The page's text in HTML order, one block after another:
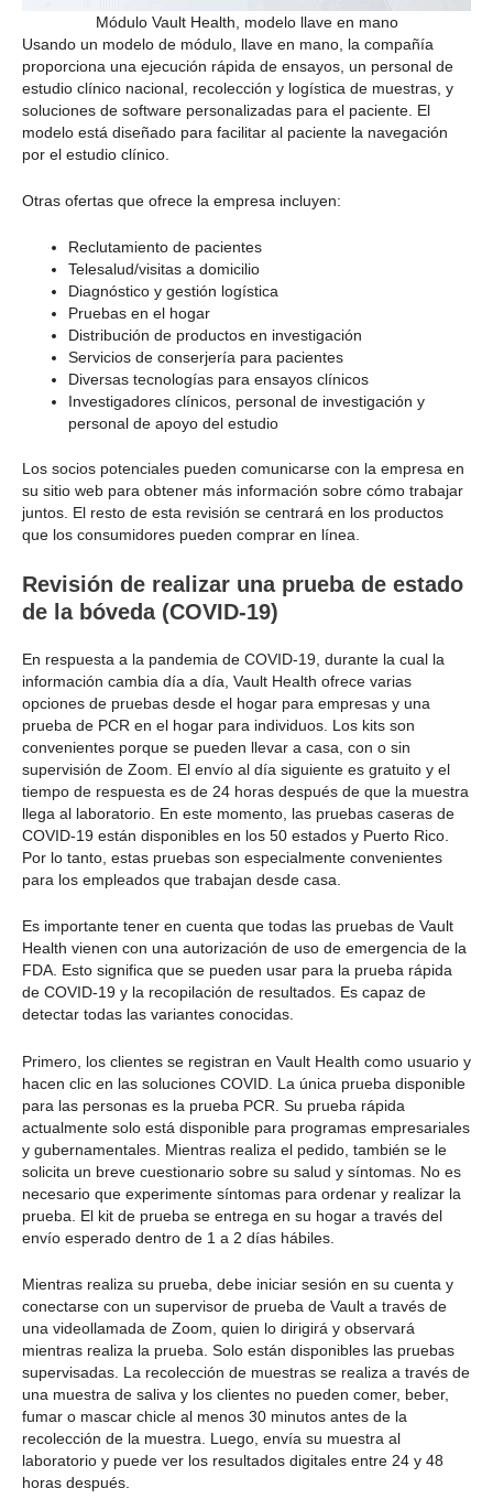
Módulo Vault Health, modelo llave en mano
Usando un modelo de módulo, llave en mano, la compañía
proporciona una ejecución rápida de ensayos, un personal de
estudio clínico nacional, recolección y logística de muestras, y
soluciones de software personalizadas para el paciente. El
modelo está diseñado para facilitar al paciente la navegación
por el estudio clínico.
Otras ofertas que ofrece la empresa incluyen:
Reclutamiento de pacientes
Telesalud/visitas a domicilio
Diagnóstico y gestión logística
Pruebas en el hogar
Distribución de productos en investigación
Servicios de conserjería para pacientes
Diversas tecnologías para ensayos clínicos
Investigadores clínicos, personal de investigación y
personal de apoyo del estudio
Los socios potenciales pueden comunicarse con la empresa en
su sitio web para obtener más información sobre cómo trabajar
juntos. El resto de esta revisión se centrará en los productos
que los consumidores pueden comprar en línea.
Revisión de realizar una prueba de estado
de la bóveda (COVID-19)
En respuesta a la pandemia de COVID-19, durante la cual la
información cambia día a día, Vault Health ofrece varias
opciones de pruebas desde el hogar para empresas y una
prueba de PCR en el hogar para individuos. Los kits son
convenientes porque se pueden llevar a casa, con o sin
supervisión de Zoom. El envío al día siguiente es gratuito y el
tiempo de respuesta es de 24 horas después de que la muestra
llega al laboratorio. En este momento, las pruebas caseras de
COVID-19 están disponibles en los 50 estados y Puerto Rico.
Por lo tanto, estas pruebas son especialmente convenientes
para los empleados que trabajan desde casa.
Es importante tener en cuenta que todas las pruebas de Vault
Health vienen con una autorización de uso de emergencia de la
FDA. Esto significa que se pueden usar para la prueba rápida
de COVID-19 y la recopilación de resultados. Es capaz de
detectar todas las variantes conocidas.
Primero, los clientes se registran en Vault Health como usuario y
hacen clic en las soluciones COVID. La única prueba disponible
para las personas es la prueba PCR. Su prueba rápida
actualmente solo está disponible para programas empresariales
y gubernamentales. Mientras realiza el pedido, también se le
solicita un breve cuestionario sobre su salud y síntomas. No es
necesario que experimente síntomas para ordenar y realizar la
prueba. El kit de prueba se entrega en su hogar a través del
envío esperado dentro de 1 a 2 días hábiles.
Mientras realiza su prueba, debe iniciar sesión en su cuenta y
conectarse con un supervisor de prueba de Vault a través de
una videollamada de Zoom, quien lo dirigirá y observará
mientras realiza la prueba. Solo están disponibles las pruebas
supervisadas. La recolección de muestras se realiza a través de
una muestra de saliva y los clientes no pueden comer, beber,
fumar o mascar chicle al menos 30 minutos antes de la
recolección de la muestra. Luego, envía su muestra al
laboratorio y puede ver los resultados digitales entre 24 y 48
horas después.